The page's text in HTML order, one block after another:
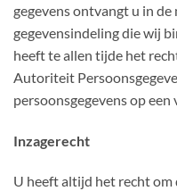
gegevens ontvangt u in de
gegevensindeling die wij
heeft te allen tijde het
Autoriteit
persoonsgegevens op
Inzagerecht
U heeft altijd het recht om